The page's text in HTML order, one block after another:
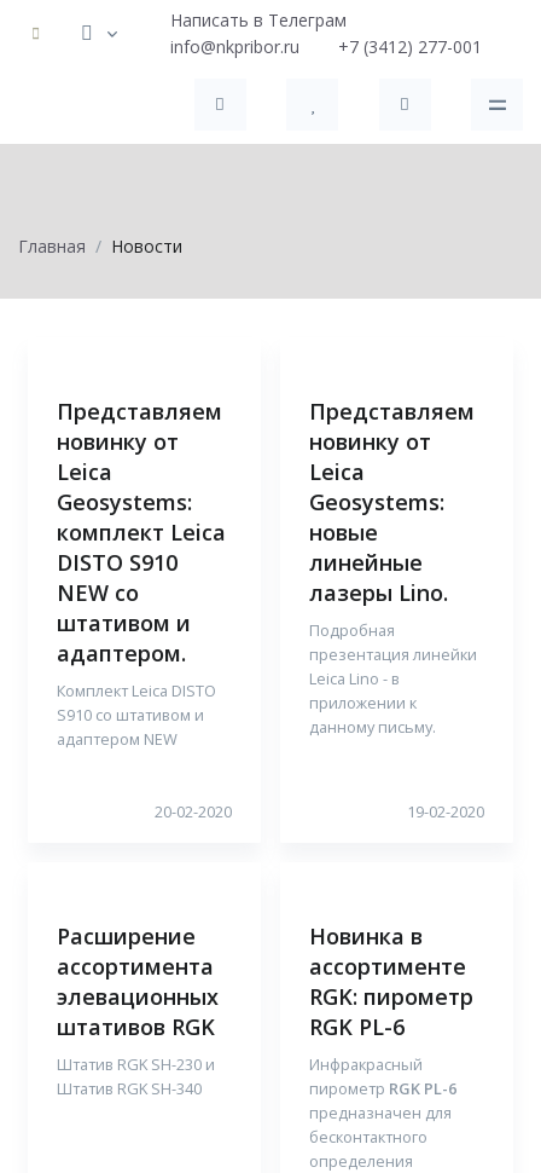
Написать в Телеграм
info@nkpribor.ru
+7 (3412) 277-001
Главная Новости
Представляем
новинку от
Leica
Geosystems:
комплект Leica
DISTO S910
NEW со
штативом и
адаптером.
Комплект Leica DISTO
S910 со штативом и
адаптером NEW
20-02-2020
Представляем
новинку от
Leica
Geosystems:
новые
линейные
лазеры Lino.
Подробная
презентация линейки
Leica Lino - в
приложении к
данному письму.
19-02-2020
Расширение
ассортимента
элевационных
штативов RGK
Штатив RGK SH-230 и
Штатив RGK SH-340
Новинка в
ассортименте
RGK: пирометр
RGK PL-6
Инфракрасный
пирометр RGK PL-6
предназначен для
бесконтактного
определения